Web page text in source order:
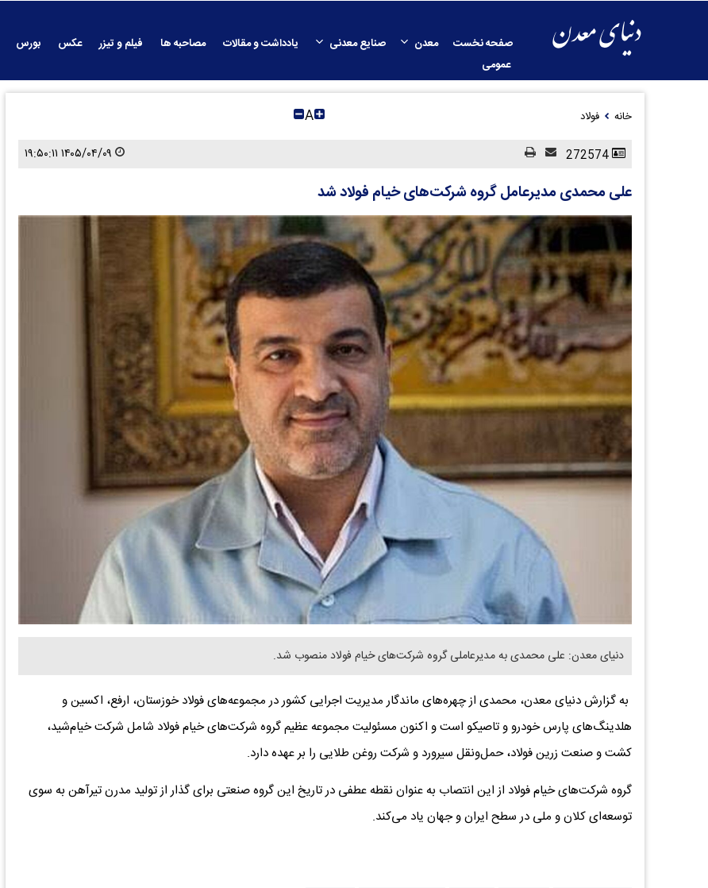
صفحه نخست معدن صنایع معدنی یادداشت و مقالات مصاحبه ها فیلم و تیزر عکس بورس
عمومی
خانه فولاد A
۱۴۰۵/۰۴/۰۹ ۱۹:۵۰:۱۱
علی محمدی مدیرعامل گروه شرکت‌های خیام فولاد شد
دنیای معدن: علی محمدی به مدیرعاملی گروه شرکت‌های خیام فولاد منصوب شد.
به گزارش دنیای معدن، محمدی از چهره‌های ماندگار مدیریت اجرایی کشور در مجموعه‌های فولاد خوزستان، ارفع، اکسین و
هلدینگ‌های پارس خودرو و تاصیکو است و اکنون مسئولیت مجموعه عظیم گروه شرکت‌های خیام فولاد شامل شرکت خیام‌شید،
کشت و صنعت زرین فولاد، حمل‌ونقل سیرورد و شرکت روغن طلایی را بر عهده دارد.
گروه شرکت‌های خیام فولاد از این انتصاب به عنوان نقطه عطفی در تاریخ این گروه صنعتی برای گذار از تولید مدرن تیرآهن به سوی
توسعه‌ای کلان و ملی در سطح ایران و جهان یاد می‌کند.